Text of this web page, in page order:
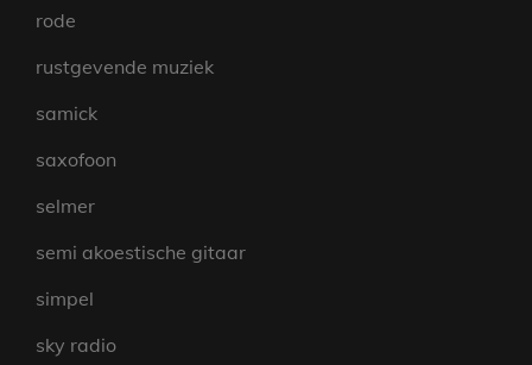
rode
rustgevende muziek
samick
saxofoon
selmer
semi akoestische gitaar
simpel
sky radio